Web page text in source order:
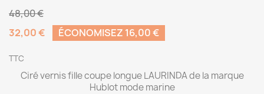
48,00 €
32,00 €
ÉCONOMISEZ 16,00 €
TTC
Ciré vernis fille coupe longue LAURINDA de la marque
Hublot mode marine